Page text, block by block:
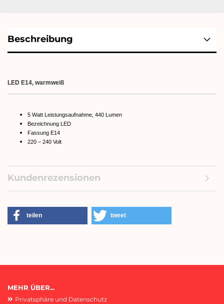
Beschreibung
LED E14, warmweiß
5 Watt Leistungsaufnahme, 440 Lumen
Bezeichnung LED
Fassung E14
220 – 240 Volt
Kundenrezensionen
teilen tweet
MEHR ÜBER...
Privatsphäre und Datenschutz